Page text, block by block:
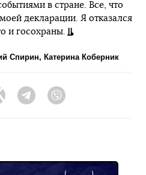
в стране. Все, что
декларации. Я отказался
и госохраны.
Спирин, Катерина Коберник
Twitter Telegram